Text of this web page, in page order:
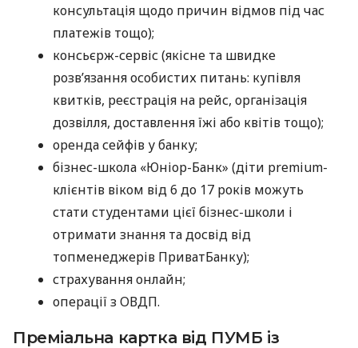
консультація щодо причин відмов під час
платежів тощо);
консьєрж-сервіс (якісне та швидке
розв’язання особистих питань: купівля
квитків, реєстрація на рейс, організація
дозвілля, доставлення їжі або квітів тощо);
оренда сейфів у банку;
бізнес-школа «Юніор-Банк» (діти premium-
клієнтів віком від 6 до 17 років можуть
стати студентами цієї бізнес-школи і
отримати знання та досвід від
топменеджерів ПриватБанку);
страхування онлайн;
операції з ОВДП.
Преміальна картка від ПУМБ із